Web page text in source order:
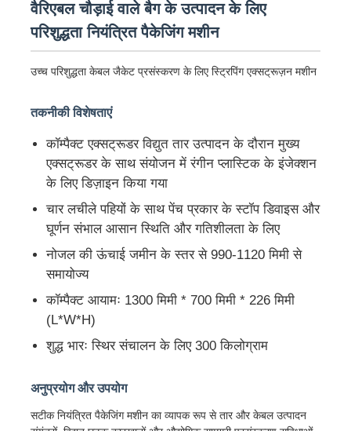
हमारे बारे में
वैरिएबल चौड़ाई वाले बैग के उत्पादन के लिए
परिशुद्धता नियंत्रित पैकेजिंग मशीन
उच्च परिशुद्धता केबल जैकेट प्रसंस्करण के लिए स्ट्रिपिंग एक्सट्रूज़न मशीन
तकनीकी विशेषताएं
कॉम्पैक्ट एक्सट्रूडर विद्युत तार उत्पादन के दौरान मुख्य
एक्सट्रूडर के साथ संयोजन में रंगीन प्लास्टिक के इंजेक्शन
के लिए डिज़ाइन किया गया
चार लचीले पहियों के साथ पेंच प्रकार के स्टॉप डिवाइस और
घूर्णन संभाल आसान स्थिति और गतिशीलता के लिए
नोजल की ऊंचाई जमीन के स्तर से 990-1120 मिमी से
समायोज्य
कॉम्पैक्ट आयामः 1300 मिमी * 700 मिमी * 226 मिमी
(L*W*H)
शुद्ध भारः स्थिर संचालन के लिए 300 किलोग्राम
अनुप्रयोग और उपयोग
सटीक नियंत्रित पैकेजिंग मशीन का व्यापक रूप से तार और केबल उत्पादन